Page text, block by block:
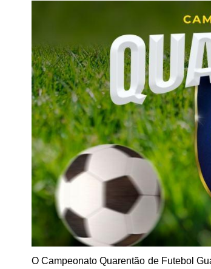
O Campeonato Quarentão de Futebol